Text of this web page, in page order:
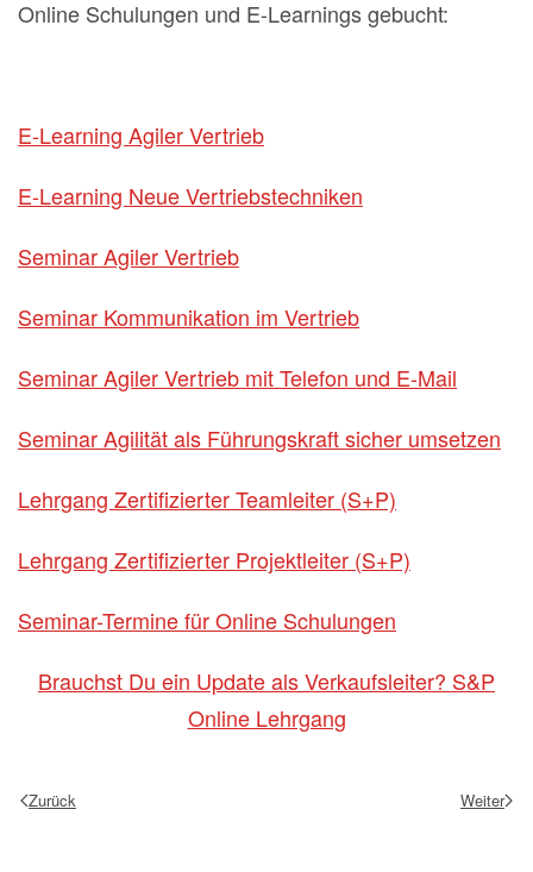
Online Schulungen und E-Learnings gebucht:
E-Learning Agiler Vertrieb
E-Learning Neue Vertriebstechniken
Seminar Agiler Vertrieb
Seminar Kommunikation im Vertrieb
Seminar Agiler Vertrieb mit Telefon und E-Mail
Seminar Agilität als Führungskraft sicher umsetzen
Lehrgang Zertifizierter Teamleiter (S+P)
Lehrgang Zertifizierter Projektleiter (S+P)
Seminar-Termine für Online Schulungen
Brauchst Du ein Update als Verkaufsleiter? S&P
Online Lehrgang
Zurück Weiter